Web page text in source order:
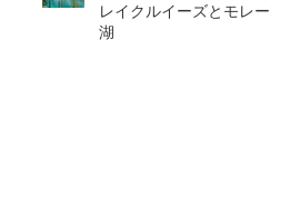
レイクルイーズとモレーン
湖